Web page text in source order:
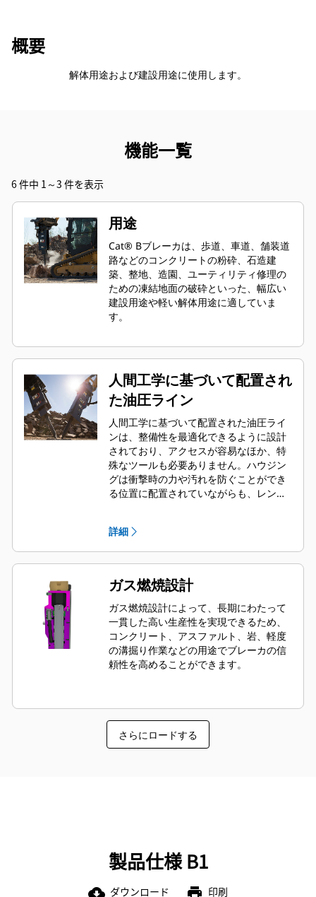
概要
解体用途および建設用途に使用します。
機能一覧
6 件中 1～3 件を表示
用途
Cat® Bブレーカは、歩道、車道、舗装道
路などのコンクリートの粉砕、石造建
築、整地、造園、ユーティリティ修理の
ための凍結地面の破砕といった、幅広い
建設用途や軽い解体用途に適していま
す。
人間工学に基づいて配置され
た油圧ライン
人間工学に基づいて配置された油圧ライ
ンは、整備性を最適化できるように設計
されており、アクセスが容易なほか、特
殊なツールも必要ありません。ハウジン
グは衝撃時の力や汚れを防ぐことができ
る位置に配置されていながらも、レンチ
ンやバックヘッド圧力の確認や充填が可
能であるため、ブレーカの状態をすばや
く監視できます。
詳細
ガス燃焼設計
ガス燃焼設計によって、長期にわたって
一貫した高い生産性を実現できるため、
コンクリート、アスファルト、岩、軽度
の溝掘り作業などの用途でブレーカの信
頼性を高めることができます。
さらにロードする
製品仕様 B1
cloud_download ダウンロード print 印刷